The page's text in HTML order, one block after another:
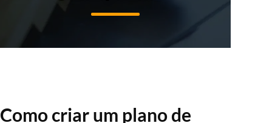
Como criar um plano de